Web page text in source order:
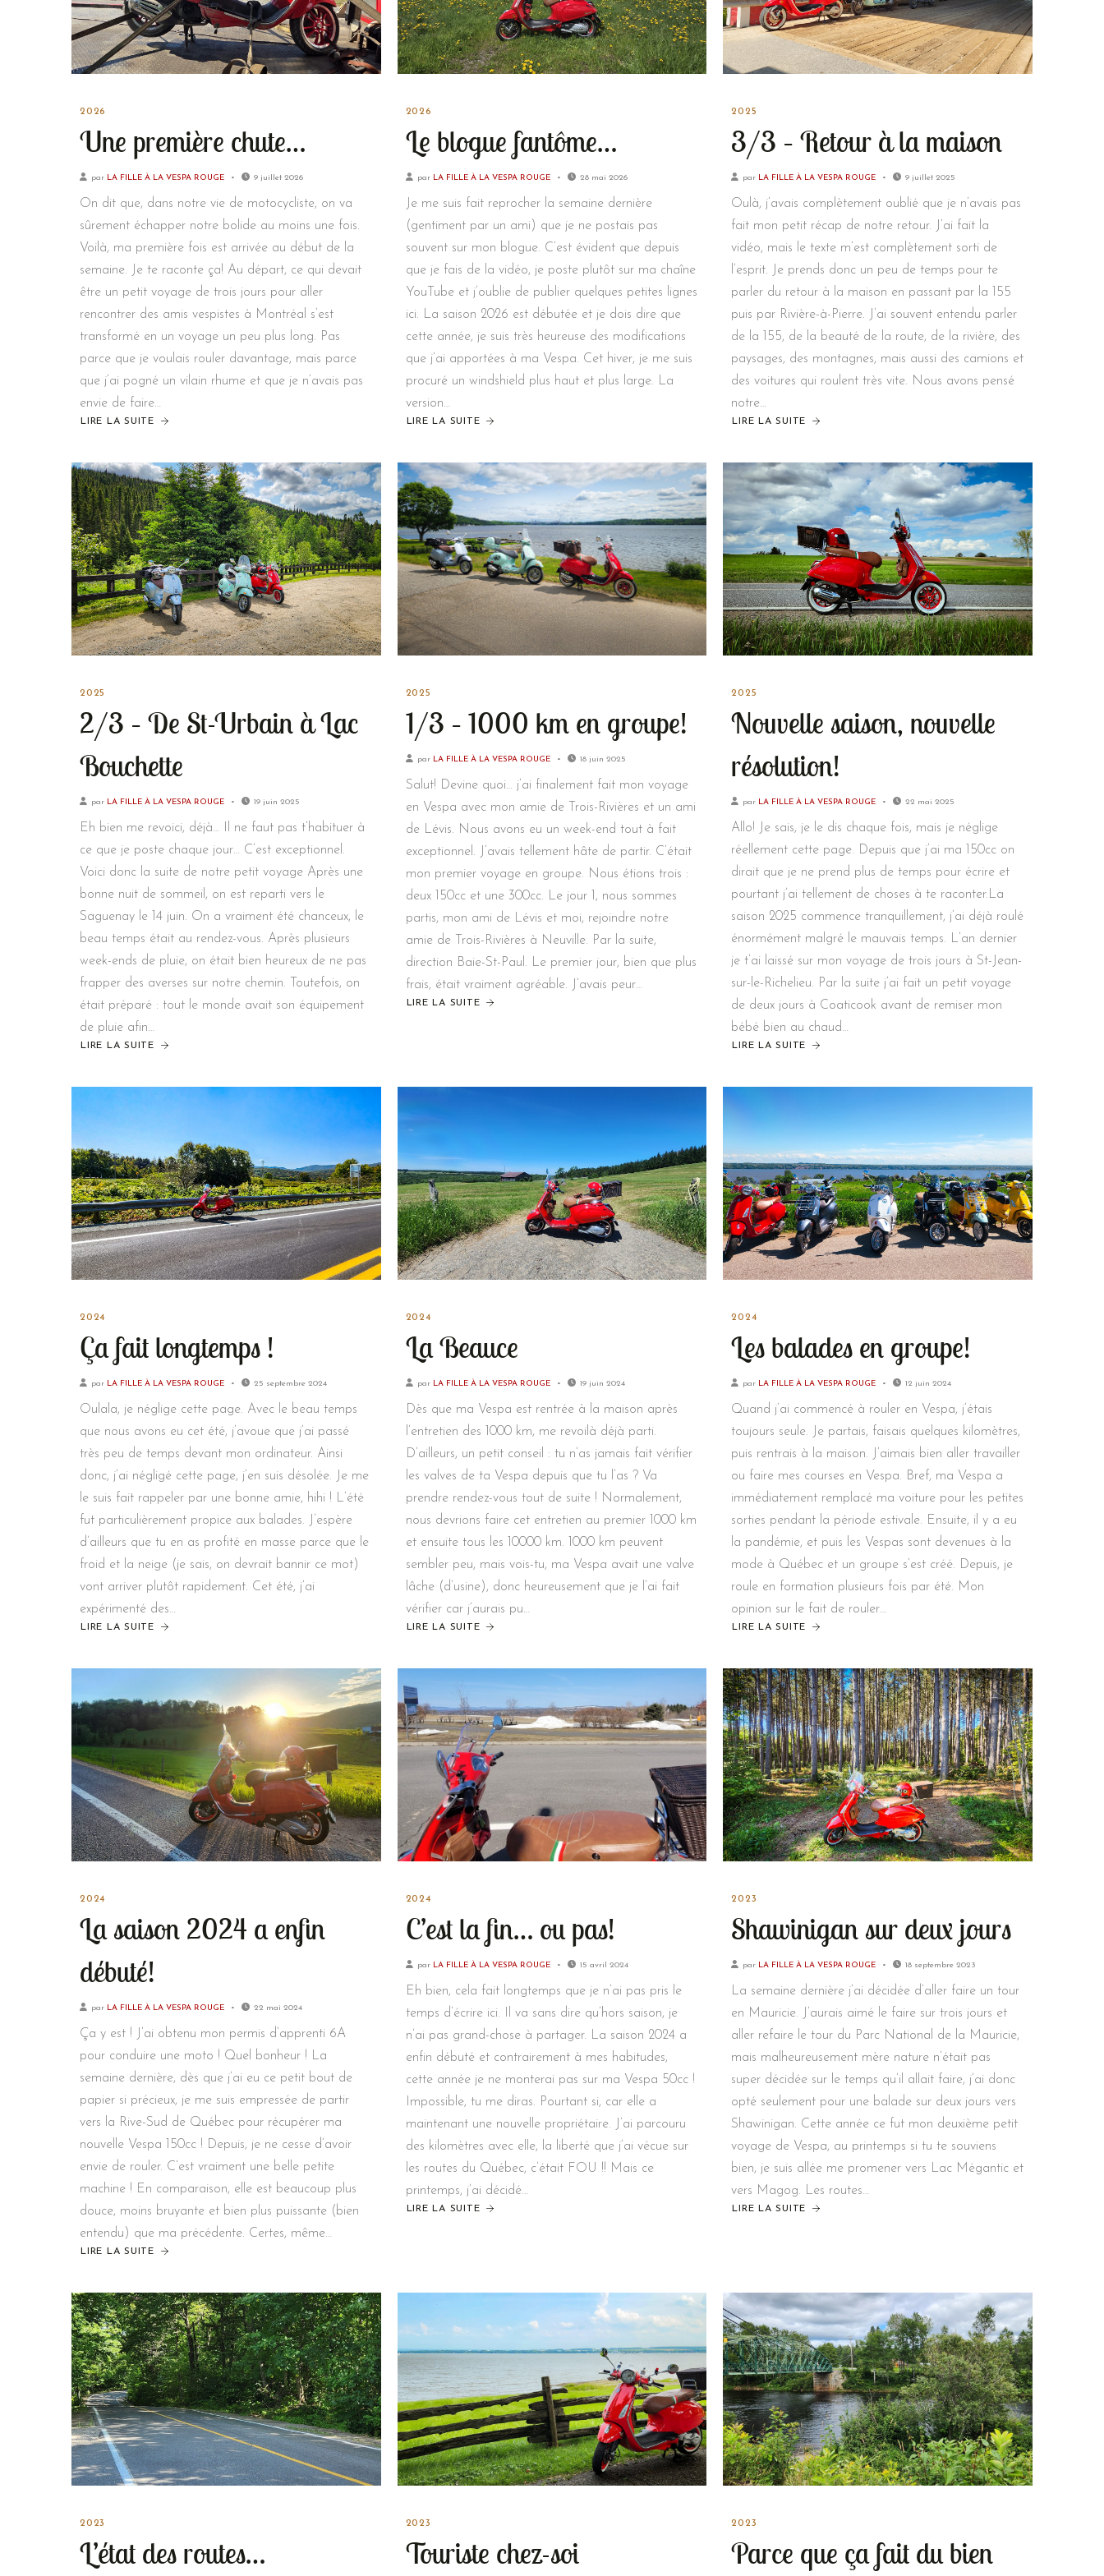
2026
Une première chute…
par LA FILLE À LA VESPA ROUGE 9 juillet 2026
On dit que, dans notre vie de motocycliste, on va
sûrement échapper notre bolide au moins une fois.
Voilà, ma première fois est arrivée au début de la
semaine. Je te raconte ça! Au départ, ce qui devait
être un petit voyage de trois jours pour aller
rencontrer des amis vespistes à Montréal s’est
transformé en un voyage un peu plus long. Pas
parce que je voulais rouler davantage, mais parce
que j’ai pogné un vilain rhume et que je n’avais pas
envie de faire…
LIRE LA SUITE
2026
Le blogue fantôme…
par LA FILLE À LA VESPA ROUGE 28 mai 2026
Je me suis fait reprocher la semaine dernière
(gentiment par un ami) que je ne postais pas
souvent sur mon blogue. C’est évident que depuis
que je fais de la vidéo, je poste plutôt sur ma chaîne
YouTube et j’oublie de publier quelques petites lignes
ici. La saison 2026 est débutée et je dois dire que
cette année, je suis très heureuse des modifications
que j’ai apportées à ma Vespa. Cet hiver, je me suis
procuré un windshield plus haut et plus large. La
version…
LIRE LA SUITE
2025
3/3 – Retour à la maison
par LA FILLE À LA VESPA ROUGE 9 juillet 2025
Oulà, j’avais complètement oublié que je n’avais pas
fait mon petit récap de notre retour. J’ai fait la
vidéo, mais le texte m’est complètement sorti de
l’esprit. Je prends donc un peu de temps pour te
parler du retour à la maison en passant par la 155
puis par Rivière-à-Pierre. J’ai souvent entendu parler
de la 155, de la beauté de la route, de la rivière, des
paysages, des montagnes, mais aussi des camions et
des voitures qui roulent très vite. Nous avons pensé
notre…
LIRE LA SUITE
2025
2/3 – De St-Urbain à Lac
Bouchette
par LA FILLE À LA VESPA ROUGE 19 juin 2025
Eh bien me revoici, déjà… Il ne faut pas t’habituer à
ce que je poste chaque jour… C’est exceptionnel.
Voici donc la suite de notre petit voyage Après une
bonne nuit de sommeil, on est reparti vers le
Saguenay le 14 juin. On a vraiment été chanceux, le
beau temps était au rendez-vous. Après plusieurs
week-ends de pluie, on était bien heureux de ne pas
frapper des averses sur notre chemin. Toutefois, on
était préparé : tout le monde avait son équipement
de pluie afin…
LIRE LA SUITE
2025
1/3 – 1000 km en groupe!
par LA FILLE À LA VESPA ROUGE 18 juin 2025
Salut! Devine quoi… j’ai finalement fait mon voyage
en Vespa avec mon amie de Trois-Rivières et un ami
de Lévis. Nous avons eu un week-end tout à fait
exceptionnel. J’avais tellement hâte de partir. C’était
mon premier voyage en groupe. Nous étions trois :
deux 150cc et une 300cc. Le jour 1, nous sommes
partis, mon ami de Lévis et moi, rejoindre notre
amie de Trois-Rivières à Neuville. Par la suite,
direction Baie-St-Paul. Le premier jour, bien que plus
frais, était vraiment agréable. J’avais peur…
LIRE LA SUITE
2025
Nouvelle saison, nouvelle
résolution!
par LA FILLE À LA VESPA ROUGE 22 mai 2025
Allo! Je sais, je le dis chaque fois, mais je néglige
réellement cette page. Depuis que j’ai ma 150cc on
dirait que je ne prend plus de temps pour écrire et
pourtant j’ai tellement de choses à te raconter.La
saison 2025 commence tranquillement, j’ai déjà roulé
énormément malgré le mauvais temps. L’an dernier
je t’ai laissé sur mon voyage de trois jours à St-Jean-
sur-le-Richelieu. Par la suite j’ai fait un petit voyage
de deux jours à Coaticook avant de remiser mon
bébé bien au chaud…
LIRE LA SUITE
2024
Ça fait longtemps !
par LA FILLE À LA VESPA ROUGE 25 septembre 2024
Oulala, je néglige cette page. Avec le beau temps
que nous avons eu cet été, j’avoue que j’ai passé
très peu de temps devant mon ordinateur. Ainsi
donc, j’ai négligé cette page, j’en suis désolée. Je me
le suis fait rappeler par une bonne amie, hihi ! L’été
fut particulièrement propice aux balades. J’espère
d’ailleurs que tu en as profité en masse parce que le
froid et la neige (je sais, on devrait bannir ce mot)
vont arriver plutôt rapidement. Cet été, j’ai
expérimenté des…
LIRE LA SUITE
2024
La Beauce
par LA FILLE À LA VESPA ROUGE 19 juin 2024
Dès que ma Vespa est rentrée à la maison après
l’entretien des 1000 km, me revoilà déjà parti.
D’ailleurs, un petit conseil : tu n’as jamais fait vérifier
les valves de ta Vespa depuis que tu l’as ? Va
prendre rendez-vous tout de suite ! Normalement,
nous devrions faire cet entretien au premier 1000 km
et ensuite tous les 10000 km. 1000 km peuvent
sembler peu, mais vois-tu, ma Vespa avait une valve
lâche (d’usine), donc heureusement que je l’ai fait
vérifier car j’aurais pu…
LIRE LA SUITE
2024
Les balades en groupe!
par LA FILLE À LA VESPA ROUGE 12 juin 2024
Quand j’ai commencé à rouler en Vespa, j’étais
toujours seule. Je partais, faisais quelques kilomètres,
puis rentrais à la maison. J’aimais bien aller travailler
ou faire mes courses en Vespa. Bref, ma Vespa a
immédiatement remplacé ma voiture pour les petites
sorties pendant la période estivale. Ensuite, il y a eu
la pandémie, et puis les Vespas sont devenues à la
mode à Québec et un groupe s’est créé. Depuis, je
roule en formation plusieurs fois par été. Mon
opinion sur le fait de rouler…
LIRE LA SUITE
2024
La saison 2024 a enfin
débuté!
par LA FILLE À LA VESPA ROUGE 22 mai 2024
Ça y est ! J’ai obtenu mon permis d’apprenti 6A
pour conduire une moto ! Quel bonheur ! La
semaine dernière, dès que j’ai eu ce petit bout de
papier si précieux, je me suis empressée de partir
vers la Rive-Sud de Québec pour récupérer ma
nouvelle Vespa 150cc ! Depuis, je ne cesse d’avoir
envie de rouler. C’est vraiment une belle petite
machine ! En comparaison, elle est beaucoup plus
douce, moins bruyante et bien plus puissante (bien
entendu) que ma précédente. Certes, même…
LIRE LA SUITE
2024
C’est la fin… ou pas!
par LA FILLE À LA VESPA ROUGE 15 avril 2024
Eh bien, cela fait longtemps que je n’ai pas pris le
temps d’écrire ici. Il va sans dire qu’hors saison, je
n’ai pas grand-chose à partager. La saison 2024 a
enfin débuté et contrairement à mes habitudes,
cette année je ne monterai pas sur ma Vespa 50cc !
Impossible, tu me diras. Pourtant si, car elle a
maintenant une nouvelle propriétaire. J’ai parcouru
des kilomètres avec elle, la liberté que j’ai vécue sur
les routes du Québec, c’était FOU !! Mais ce
printemps, j’ai décidé…
LIRE LA SUITE
2023
Shawinigan sur deux jours
par LA FILLE À LA VESPA ROUGE 18 septembre 2023
La semaine dernière j’ai décidée d’aller faire un tour
en Mauricie. J’aurais aimé le faire sur trois jours et
aller refaire le tour du Parc National de la Mauricie,
mais malheureusement mère nature n’était pas
super décidée sur le temps qu’il allait faire, j’ai donc
opté seulement pour une balade sur deux jours vers
Shawinigan. Cette année ce fut mon deuxième petit
voyage de Vespa, au printemps si tu te souviens
bien, je suis allée me promener vers Lac Mégantic et
vers Magog. Les routes…
LIRE LA SUITE
2023
L’état des routes…
2023
Touriste chez-soi
2023
Parce que ça fait du bien